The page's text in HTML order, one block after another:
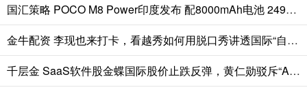
国汇策略 POCO M8 Power印度发布 配8000mAh电池 24999卢比起
金牛配资 李现也来打卡，看越秀如何用脱口秀讲透国际“自然城市”的生态故事
千层金 SaaS软件股金蝶国际股价止跌反弹，黄仁勋驳斥“AI替代软件论”